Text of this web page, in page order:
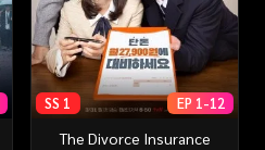
SS 1 EP 1-12
The Divorce Insurance